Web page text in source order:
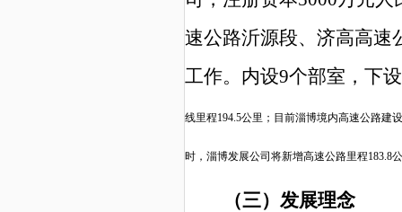
速公路沂源段、济高高速
工作。内设9个部室，下
线里程194.5公里；目前淄博境内高速公路建
时，淄博发展公司将新增高速公路里程183.8
（三）发展理